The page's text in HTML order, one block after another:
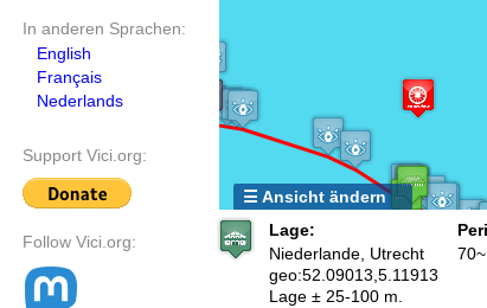
In anderen Sprachen:
English
Français
Nederlands
Support Vici.org:
Follow Vici.org:
☰ Ansicht ändern
Lage:
Niederlande, Utrecht
geo:52.09013,5.11913
Lage ± 25-100 m.